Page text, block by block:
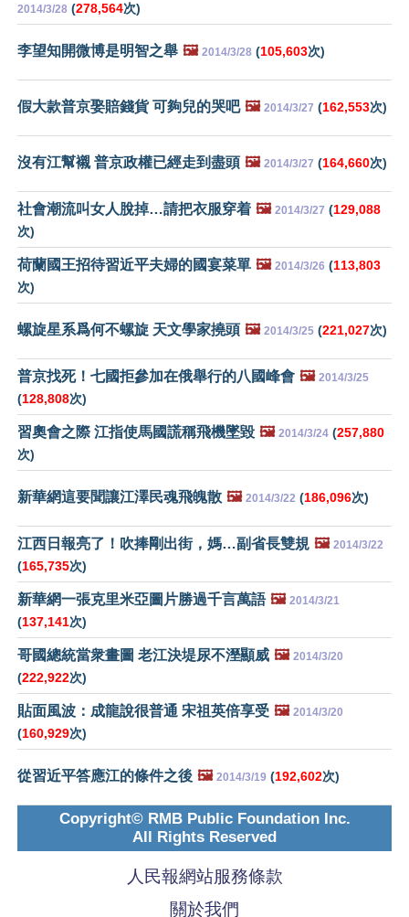
2014/3/28 (278,564次)
李望知開微博是明智之舉 🖼️ 2014/3/28 (105,603次)
假大款普京娶賠錢貨 可夠兒的哭吧 🖼️ 2014/3/27 (162,553次)
沒有江幫襯 普京政權已經走到盡頭 🖼️ 2014/3/27 (164,660次)
社會潮流叫女人脫掉…請把衣服穿着 🖼️ 2014/3/27 (129,088
次)
荷蘭國王招待習近平夫婦的國宴菜單 🖼️ 2014/3/26 (113,803
次)
螺旋星系爲何不螺旋 天文學家撓頭 🖼️ 2014/3/25 (221,027次)
普京找死！七國拒參加在俄舉行的八國峰會 🖼️ 2014/3/25
(128,808次)
習奧會之際 江指使馬國謊稱飛機墜毀 🖼️ 2014/3/24 (257,880
次)
新華網這要聞讓江澤民魂飛魄散 🖼️ 2014/3/22 (186,096次)
江西日報亮了！吹捧剛出街，媽…副省長雙規 🖼️ 2014/3/22
(165,735次)
新華網一張克里米亞圖片勝過千言萬語 🖼️ 2014/3/21
(137,141次)
哥國總統當衆畫圖 老江決堤尿不溼顯威 🖼️ 2014/3/20
(222,922次)
貼面風波：成龍說很普通 宋祖英倍享受 🖼️ 2014/3/20
(160,929次)
從習近平答應江的條件之後 🖼️ 2014/3/19 (192,602次)
Copyright© RMB Public Foundation Inc.
All Rights Reserved
人民報網站服務條款
關於我們